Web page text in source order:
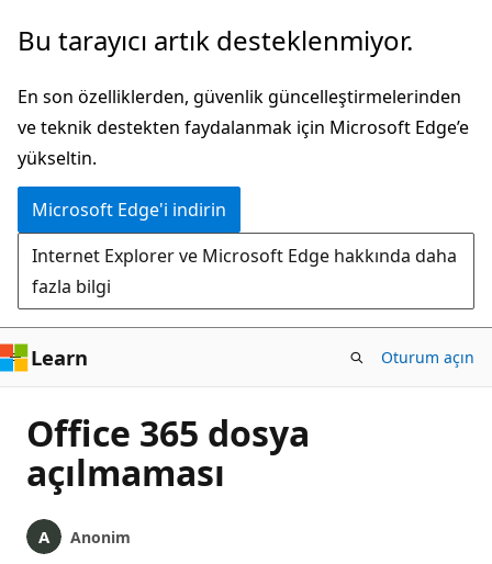
Ana
atla
Bu tarayıcı artık desteklenmiyor.
En son özelliklerden, güvenlik güncelleştirmelerinden
ve teknik destekten faydalanmak için Microsoft Edge’e
yükseltin.
Microsoft Edge'i indirin
Internet Explorer ve Microsoft Edge hakkında daha
fazla bilgi
Learn Oturum açın
Office 365 dosya
açılmaması
Anonim